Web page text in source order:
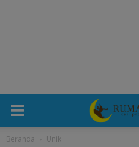
Beranda Unik